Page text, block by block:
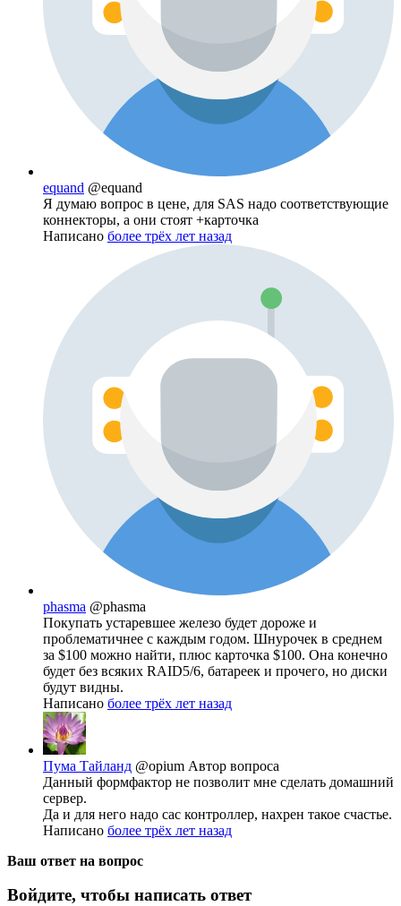
equand @equand
Я думаю вопрос в цене, для SAS надо соответствующие
коннекторы, а они стоят +карточка
Написано более трёх лет назад
phasma @phasma
Покупать устаревшее железо будет дороже и
проблематичнее с каждым годом. Шнурочек в среднем
за $100 можно найти, плюс карточка $100. Она конечно
будет без всяких RAID5/6, батареек и прочего, но диски
будут видны.
Написано более трёх лет назад
Пума Тайланд @opium Автор вопроса
Данный формфактор не позволит мне сделать домашний
сервер.
Да и для него надо сас контроллер, нахрен такое счастье.
Написано более трёх лет назад
Ваш ответ на вопрос
Войдите, чтобы написать ответ